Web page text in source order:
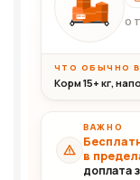
30+кг
ЧТО ОБЫЧНО
Корм 15+ кг,
ВАЖНО
в
доплата